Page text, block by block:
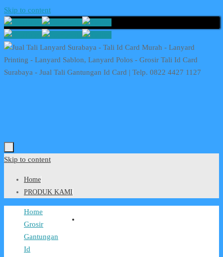
Skip to content
Skip to content
Home
PRODUK KAMI
Home
Grosir
Gantungan
Id